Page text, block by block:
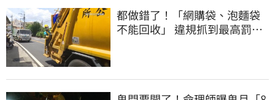
都做錯了！「網購袋、泡麵袋
不能回收」 違規抓到最高罰